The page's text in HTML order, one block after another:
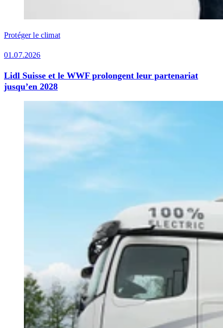
Protéger le climat
01.07.2026
Lidl Suisse et le WWF prolongent leur partenariat
jusqu’en 2028